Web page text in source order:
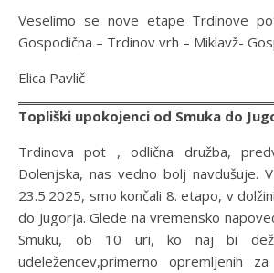
Veselimo se nove etape Trdinove
Gospodična – Trdinov vrh – Miklavž-
Elica Pavlič
Topliški upokojenci od Smuka do
Trdinova pot , odlična družba,
Dolenjska, nas vedno bolj navdušuje.
23.5.2025, smo končali 8. etapo, v
do Jugorja. Glede na vremensko
Smuku, ob 10 uri, ko naj bi dež
udeležencev,primerno opremljenih